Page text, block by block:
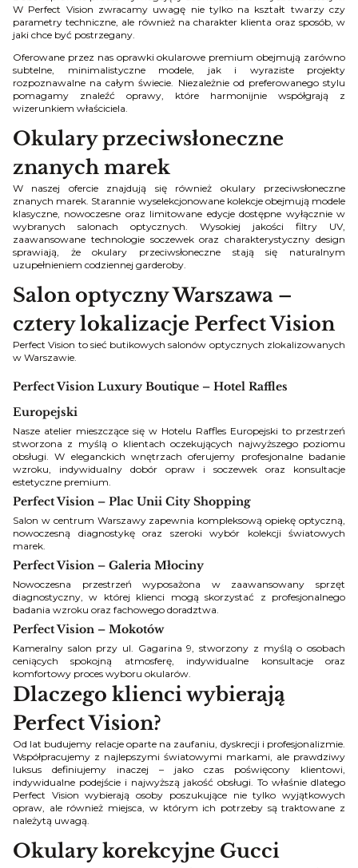
W Perfect Vision zwracamy uwagę nie tylko na kształt twarzy czy
parametry techniczne, ale również na charakter klienta oraz sposób, w
jaki chce być postrzegany.
Oferowane przez nas oprawki okularowe premium obejmują zarówno
subtelne, minimalistyczne modele, jak i wyraziste projekty
rozpoznawalne na całym świecie. Niezależnie od preferowanego stylu
pomagamy znaleźć oprawy, które harmonijnie współgrają z
wizerunkiem właściciela.
Okulary przeciwsłoneczne
znanych marek
W naszej ofercie znajdują się również okulary przeciwsłoneczne
znanych marek. Starannie wyselekcjonowane kolekcje obejmują modele
klasyczne, nowoczesne oraz limitowane edycje dostępne wyłącznie w
wybranych salonach optycznych. Wysokiej jakości filtry UV,
zaawansowane technologie soczewek oraz charakterystyczny design
sprawiają, że okulary przeciwsłoneczne stają się naturalnym
uzupełnieniem codziennej garderoby.
Salon optyczny Warszawa –
cztery lokalizacje Perfect Vision
Perfect Vision to sieć butikowych salonów optycznych zlokalizowanych
w Warszawie.
Perfect Vision Luxury Boutique – Hotel Raffles
Europejski
Nasze atelier mieszczące się w Hotelu Raffles Europejski to przestrzeń
stworzona z myślą o klientach oczekujących najwyższego poziomu
obsługi. W eleganckich wnętrzach oferujemy profesjonalne badanie
wzroku, indywidualny dobór opraw i soczewek oraz konsultacje
estetyczne premium.
Perfect Vision – Plac Unii City Shopping
Salon w centrum Warszawy zapewnia kompleksową opiekę optyczną,
nowoczesną diagnostykę oraz szeroki wybór kolekcji światowych
marek.
Perfect Vision – Galeria Młociny
Nowoczesna przestrzeń wyposażona w zaawansowany sprzęt
diagnostyczny, w której klienci mogą skorzystać z profesjonalnego
badania wzroku oraz fachowego doradztwa.
Perfect Vision – Mokotów
Kameralny salon przy ul. Gagarina 9, stworzony z myślą o osobach
ceniących spokojną atmosferę, indywidualne konsultacje oraz
komfortowy proces wyboru okularów.
Dlaczego klienci wybierają
Perfect Vision?
Od lat budujemy relacje oparte na zaufaniu, dyskrecji i profesjonalizmie.
Współpracujemy z najlepszymi światowymi markami, ale prawdziwy
luksus definiujemy inaczej – jako czas poświęcony klientowi,
indywidualne podejście i najwyższą jakość obsługi. To właśnie dlatego
Perfect Vision wybierają osoby poszukujące nie tylko wyjątkowych
opraw, ale również miejsca, w którym ich potrzeby są traktowane z
należytą uwagą.
Okulary korekcyjne Gucci